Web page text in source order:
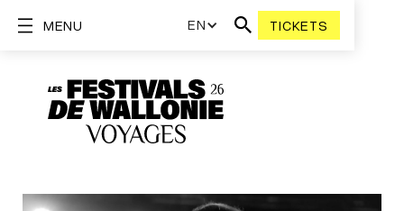
EN TICKETS
MENU